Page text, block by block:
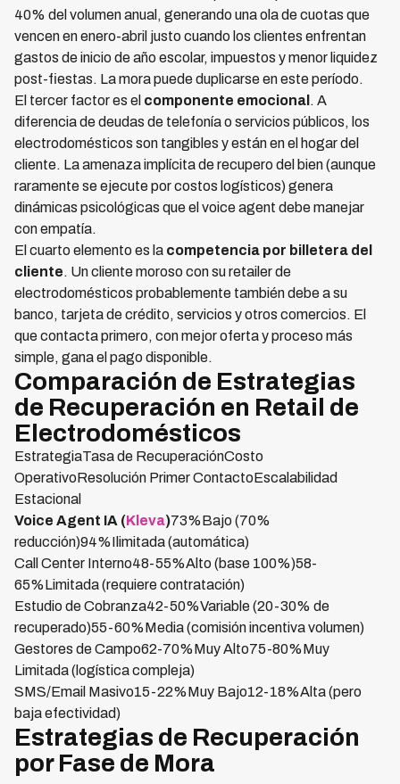
40% del volumen anual, generando una ola de cuotas que
vencen en enero-abril justo cuando los clientes enfrentan
gastos de inicio de año escolar, impuestos y menor liquidez
post-fiestas. La mora puede duplicarse en este período.
El tercer factor es el componente emocional . A
diferencia de deudas de telefonía o servicios públicos, los
electrodomésticos son tangibles y están en el hogar del
cliente. La amenaza implícita de recupero del bien (aunque
raramente se ejecute por costos logísticos) genera
dinámicas psicológicas que el voice agent debe manejar
con empatía.
El cuarto elemento es la competencia por billetera del
cliente. Un cliente moroso con su retailer de
electrodomésticos probablemente también debe a su
banco, tarjeta de crédito, servicios y otros comercios. El
que contacta primero, con mejor oferta y proceso más
simple, gana el pago disponible.
Comparación de Estrategias
de Recuperación en Retail de
Electrodomésticos
EstrategiaTasa de RecuperaciónCosto
OperativoResolución Primer ContactoEscalabilidad
Estacional
Voice Agent IA (Kleva)73%Bajo (70%
reducción)94%Ilimitada (automática)
Call Center Interno48-55%Alto (base 100%)58-
65%Limitada (requiere contratación)
Estudio de Cobranza42-50%Variable (20-30% de
recuperado)55-60%Media (comisión incentiva volumen)
Gestores de Campo62-70%Muy Alto75-80%Muy
Limitada (logística compleja)
SMS/Email Masivo15-22%Muy Bajo12-18%Alta (pero
baja efectividad)
Estrategias de Recuperación
por Fase de Mora